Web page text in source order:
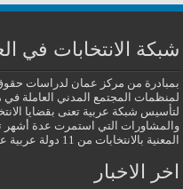
شبكة الانتخابات في
بمبادرة من مركز عمان لدراسات
لمنظمات المجتمع المدني العاملة في
لتأسيس شبكة عربية تعنى بقضايا
المعنية بالانتخابات من 11 دولة عربية على تأسيس هذه الشبكة.عمان في 11/6/2006
اخر الاخبار